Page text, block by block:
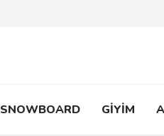
SNOWBOARD GİYİM